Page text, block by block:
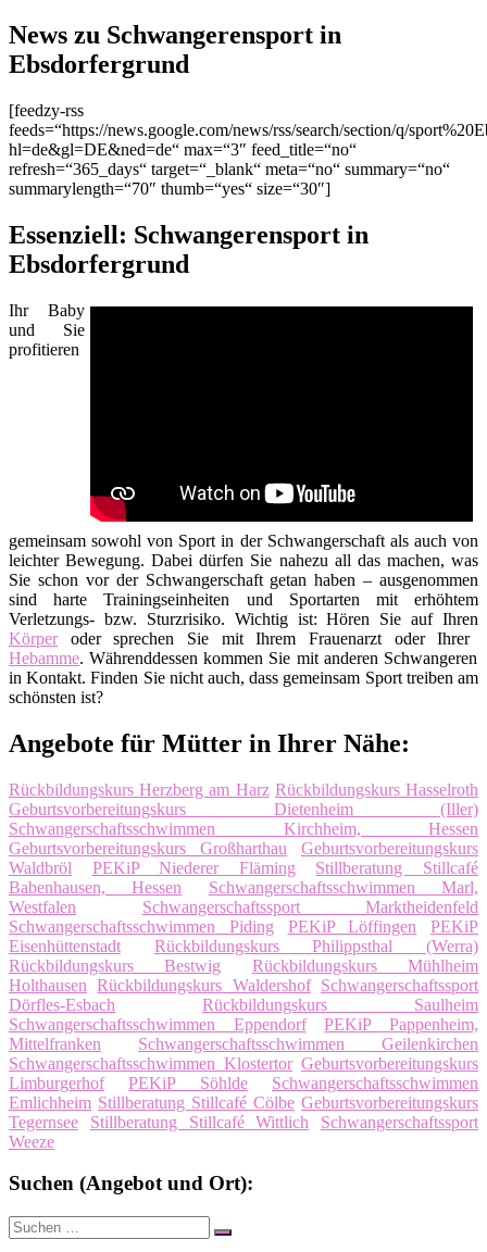
News zu Schwangerensport in
Ebsdorfergrund
[feedzy-rss
feeds=“https://news.google.com/news/rss/search/section/q/
hl=de&gl=DE&ned=de“ max=“3″ feed_title=“no“
refresh=“365_days“ target=“_blank“ meta=“no“ summary=“no“
summarylength=“70″ thumb=“yes“ size=“30″]
Essenziell: Schwangerensport in
Ebsdorfergrund
Ihr Baby
und Sie
profitieren
gemeinsam sowohl von Sport in der Schwangerschaft als auch von
leichter Bewegung. Dabei dürfen Sie nahezu all das machen, was
Sie schon vor der Schwangerschaft getan haben – ausgenommen
sind harte Trainingseinheiten und Sportarten mit erhöhtem
Verletzungs- bzw. Sturzrisiko. Wichtig ist: Hören Sie auf Ihren
Körperoder sprechen Sie mit Ihrem Frauenarzt oder Ihrer
Hebamme. Währenddessen kommen Sie mit anderen Schwangeren
in Kontakt. Finden Sie nicht auch, dass gemeinsam Sport treiben am
schönsten ist?
Angebote für Mütter in Ihrer Nähe:
Rückbildungskurs Herzberg am Harz Rückbildungskurs Hasselroth
Geburtsvorbereitungskurs Dietenheim (Iller)
Schwangerschaftsschwimmen Kirchheim, Hessen
Geburtsvorbereitungskurs Großharthau
Geburtsvorbereitungskurs
Waldbröl
PEKiP Niederer Fläming
Stillberatung Stillcafé
Babenhausen, Hessen
Schwangerschaftsschwimmen Marl,
Westfalen
Schwangerschaftssport Marktheidenfeld
Schwangerschaftsschwimmen Piding
PEKiP Löffingen
PEKiP
Eisenhüttenstadt
Rückbildungskurs Philippsthal (Werra)
Rückbildungskurs Bestwig
Rückbildungskurs Mühlheim
Holthausen
Rückbildungskurs Waldershof
Schwangerschaftssport
Dörfles-Esbach
Rückbildungskurs Saulheim
Schwangerschaftsschwimmen Eppendorf
PEKiP Pappenheim,
Mittelfranken
Schwangerschaftsschwimmen Geilenkirchen
Schwangerschaftsschwimmen Klostertor Geburtsvorbereitungskurs
Limburgerhof
PEKiP Söhlde
Schwangerschaftsschwimmen
Emlichheim Stillberatung Stillcafé Cölbe Geburtsvorbereitungskurs
Tegernsee
Stillberatung Stillcafé Wittlich
Schwangerschaftssport
Weeze
Suchen (Angebot und Ort):
Suche
nach:
Suchen